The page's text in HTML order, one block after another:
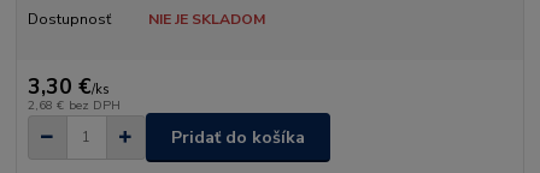
Dostupnosť NIE JE SKLADOM
3,30 €/ks
2,68 € bez DPH
Pridať do košíka